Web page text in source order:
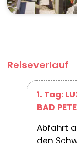
Reiseverlauf
1. Tag:
BAD
Abfahrt
den